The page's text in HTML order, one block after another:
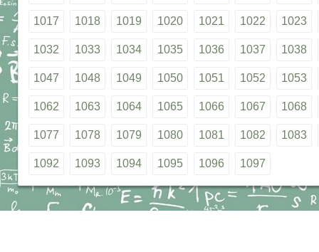
1017 1018 1019 1020 1021 1022 1023
1032 1033 1034 1035 1036 1037 1038
1047 1048 1049 1050 1051 1052 1053
1062 1063 1064 1065 1066 1067 1068
1077 1078 1079 1080 1081 1082 1083
1092 1093 1094 1095 1096 1097